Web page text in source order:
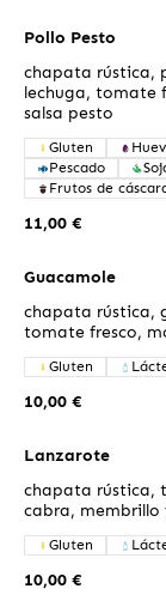
Pollo Pesto
chapata rústica,
lechuga, tomate
salsa pesto
11,00 €
Gluten
Pescado
Frutos de
Guacamole
chapata rústica,
tomate fresco,
10,00 €
Gluten
Lanzarote
chapata rústica,
cabra,
10,00 €
Gluten